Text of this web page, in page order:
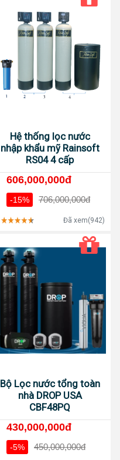
Hệ thống lọc nước
nhập khẩu mỹ Rainsoft
RS04 4 cấp
606,000,000đ
-15% 706,000,000đ
Đã xem(942)
Bộ Lọc nước tổng toàn
nhà DROP USA
CBF48PQ
430,000,000đ
-5% 450,000,000đ